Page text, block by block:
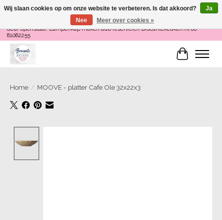
Loop binnen om Servies te Schilderen op do en zaterdag 12-16 uur of als de
deur openstaat! Lampenkap maken aub reserveren Brocantekeuken.nl 06
81082255
Home / MOOVE - platter Cafe Ole 32x22x3
Wij slaan cookies op om onze website te verbeteren. Is dat akkoord?
Ja
Nee
Meer over cookies »